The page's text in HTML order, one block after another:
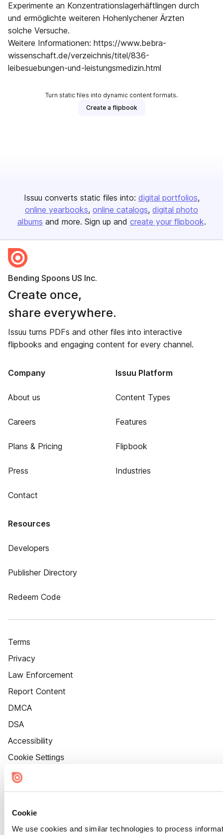
Cookie
We use cookies and similar technologies to process
Experimente an Konzentrationslagerhäftlingen durch
und ermöglichte weiteren Hohenlychener Ärzten
solche Versuche.
Weitere Informationen: https://www.bebra-
wissenschaft.de/verzeichnis/titel/836-
leibesuebungen-und-leistungsmedizin.html
Turn static files into dynamic content formats.
Create a flipbook
Issuu converts static files into: digital portfolios
online yearbooks online catalogs digital photo
albums and more. Sign up and create your flipbook.
Bending Spoons US Inc.
Create once,
share everywhere.
Issuu turns PDFs and other files into interactive
flipbooks and engaging content for every channel.
Company
About us
Careers
Plans & Pricing
Press
Contact
Issuu Platform
Content Types
Features
Flipbook
Industries
Resources
Developers
Publisher Directory
Redeem Code
Terms
Privacy
Law Enforcement
Report Content
DMCA
DSA
Accessibility
Cookie Settings